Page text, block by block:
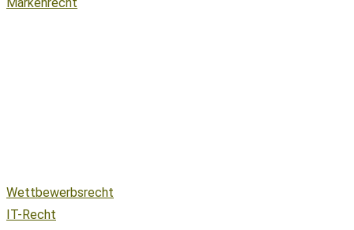
Wettbewerbsrecht
IT-Recht